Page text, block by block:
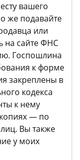
вашего
же подавайте
или
на сайте ФНС
Госпошлина
к форме
закреплены в
кодекса
к нему
— по
лиц. Вы также
у моих